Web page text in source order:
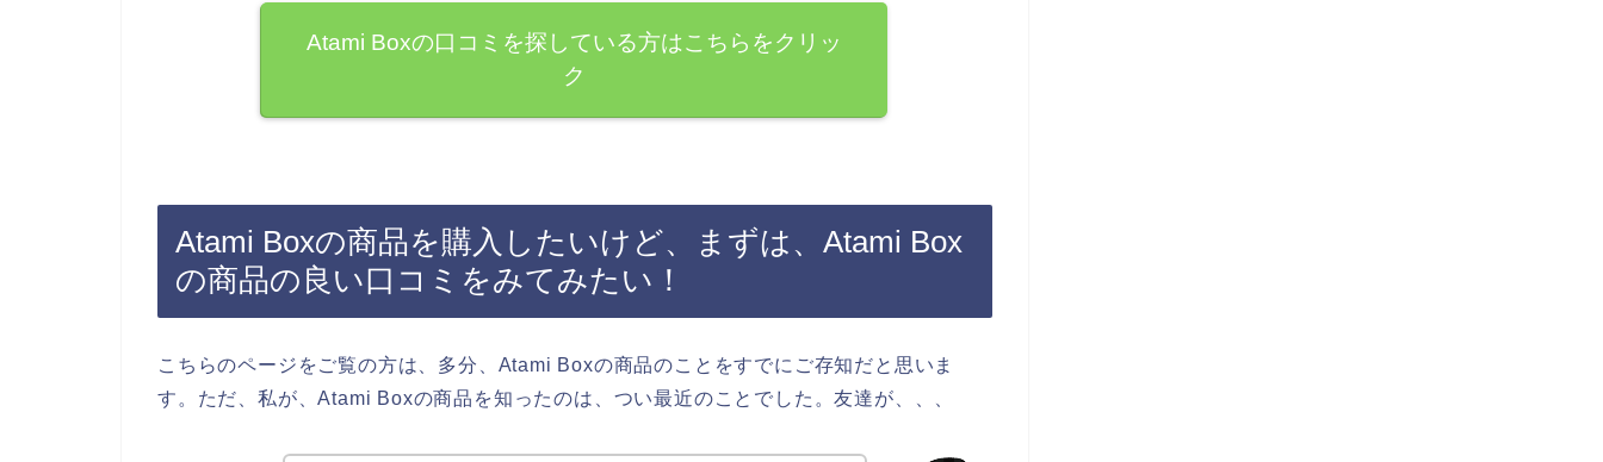
Atami Boxの口コミを探している方はこちらをクリッ
ク
Atami Boxの商品を購入したいけど、まずは、Atami Box
の商品の良い口コミをみてみたい！
こちらのページをご覧の方は、多分、Atami Boxの商品のことをすでにご存知だと思いま
す。ただ、私が、Atami Boxの商品を知ったのは、つい最近のことでした。友達が、、、